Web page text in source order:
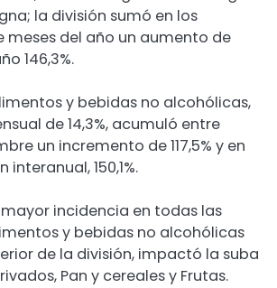
la división sumó en los
meses del año un aumento de
146,3%.
y bebidas no alcohólicas,
de 14,3%, acumuló entre
un incremento de 117,5% y en
150,1%.
incidencia en todas las
y bebidas no alcohólicas
de la división, impactó la suba
Pan y cereales y Frutas.